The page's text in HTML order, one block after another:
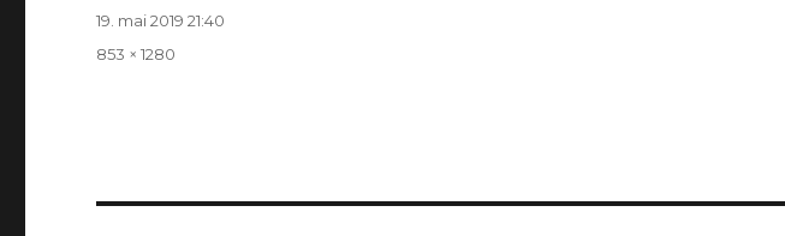
Postitatud
19. mai 2019 21:40
Täissuurus
853 × 1280